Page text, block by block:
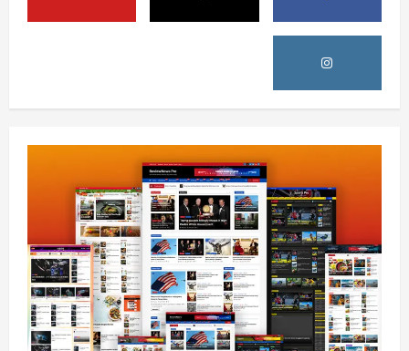
4
ټرمپ : ایران سره خبرې د پوځي اقدام پر ځای
غوره بولي
0
5
افغانستان
کورنیو چارو وزارت: حیرتان کې د بهرنیو
اسعارو د قاچاق هڅه شنډه شوه
sharqnewsglobal.com
August 6, 2026
افغانستان
ننګرهار کې د تېلو یو شمېر پمپونه وتړل شول